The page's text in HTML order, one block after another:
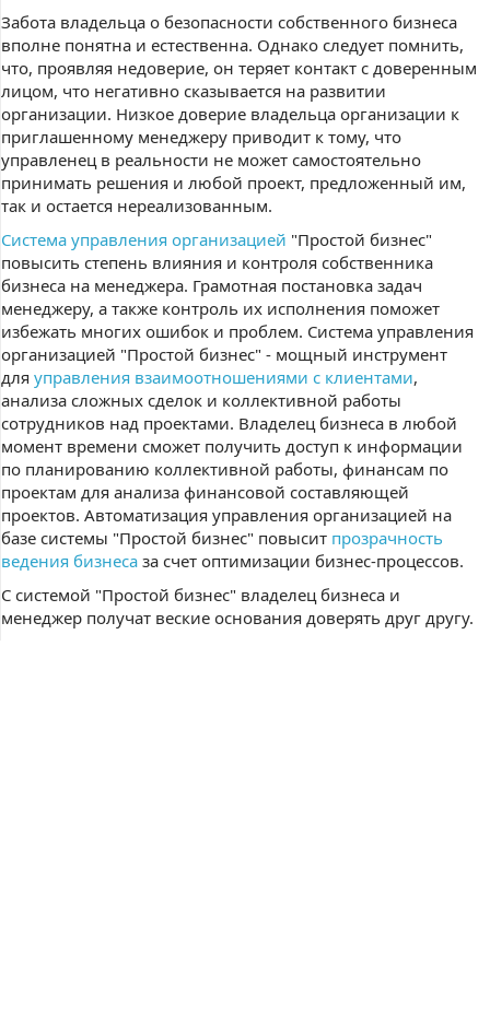
Забота владельца о безопасности собственного бизнеса
вполне понятна и естественна. Однако следует помнить,
что, проявляя недоверие, он теряет контакт с доверенным
лицом, что негативно сказывается на развитии
организации. Низкое доверие владельца организации к
приглашенному менеджеру приводит к тому, что
управленец в реальности не может самостоятельно
принимать решения и любой проект, предложенный им,
так и остается нереализованным.
Система управления организацией "Простой бизнес"
повысить степень влияния и контроля собственника
бизнеса на менеджера. Грамотная постановка задач
менеджеру, а также контроль их исполнения поможет
избежать многих ошибок и проблем. Система управления
организацией "Простой бизнес" - мощный инструмент
для управления взаимоотношениями с клиентами,
анализа сложных сделок и коллективной работы
сотрудников над проектами. Владелец бизнеса в любой
момент времени сможет получить доступ к информации
по планированию коллективной работы, финансам по
проектам для анализа финансовой составляющей
проектов. Автоматизация управления организацией на
базе системы "Простой бизнес" повысит прозрачность
ведения бизнеса за счет оптимизации бизнес-процессов.
С системой "Простой бизнес" владелец бизнеса и
менеджер получат веские основания доверять друг другу.